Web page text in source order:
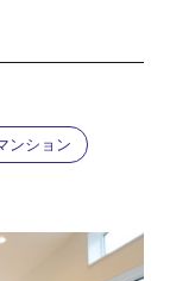
ンション